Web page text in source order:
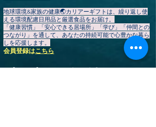
地球環境&家族の健康🌏️カリアーギフトは、繰り返し使
える環境配慮日用品と厳選食品をお届け。
「健康習慣」「安心できる居場所」「学び」「仲間との
つながり」を通して、あなたの持続可能で心豊かな暮ら
しを応援します。
会員登録はこちら
▶【HOME】カリアーギフト公式ストア